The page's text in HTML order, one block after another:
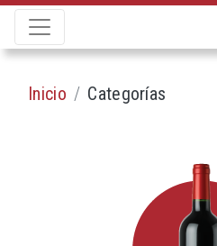
Inicio Categorías